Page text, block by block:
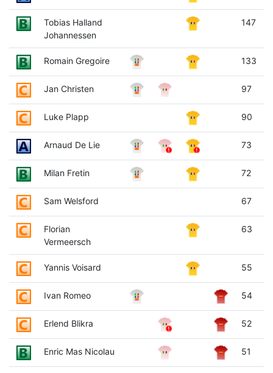
Tobias Halland
Johannessen
147
Romain Gregoire 133
Jan Christen 97
Luke Plapp 90
Arnaud De Lie 73
Milan Fretin 72
Sam Welsford 67
Florian
Vermeersch
63
Yannis Voisard 55
Ivan Romeo 54
Erlend Blikra 52
Enric Mas Nicolau 51